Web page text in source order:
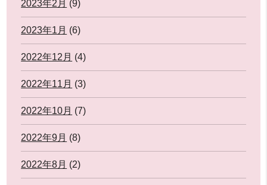
2023年2月 (9)
2023年1月 (6)
2022年12月 (4)
2022年11月 (3)
2022年10月 (7)
2022年9月 (8)
2022年8月 (2)